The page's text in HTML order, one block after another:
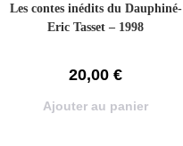
Les contes inédits du Dauphiné-
Eric Tasset – 1998
20,00 €
Ajouter au panier